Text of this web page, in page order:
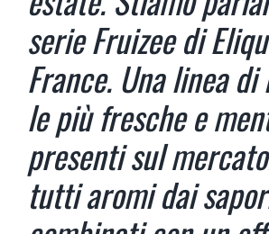
serie Fruizee di
France. Una linea
le più fresche e
presenti sul
tutti aromi dai